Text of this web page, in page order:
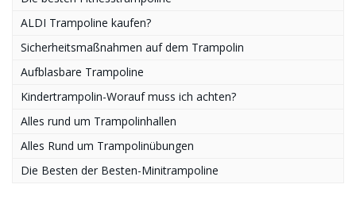
ALDI Trampoline kaufen?
Sicherheitsmaßnahmen auf dem Trampolin
Aufblasbare Trampoline
Kindertrampolin-Worauf muss ich achten?
Alles rund um Trampolinhallen
Alles Rund um Trampolinübungen
Die Besten der Besten-Minitrampoline